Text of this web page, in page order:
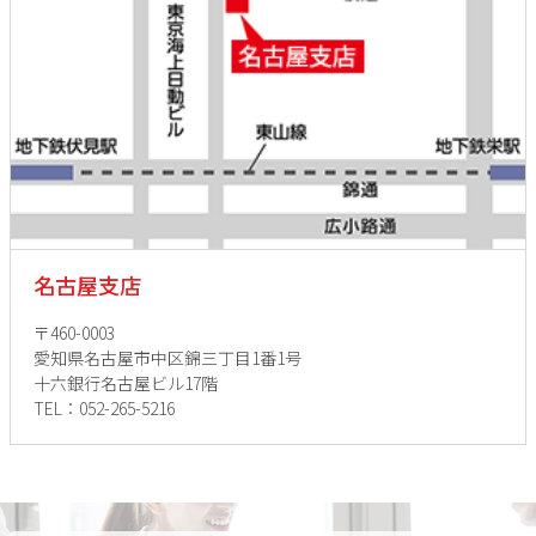
名古屋支店
〒460-0003
愛知県名古屋市中区錦三丁目1番1号
十六銀行名古屋ビル17階
TEL：052-265-5216